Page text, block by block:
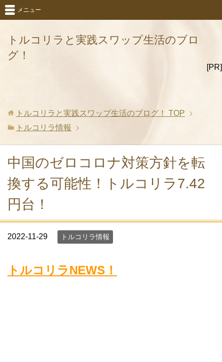
トルコリラと実践スワップ生活のブロ
グ！
[PR]
メニュー
トルコリラと実践スワップ生活のブログ！
TOP
トルコリラ情報
中国のゼロコロナ対策方針を転
換する可能性！トルコリラ7.42
円台！
2022-11-29 トルコリラ情報
トルコリラNEWS！